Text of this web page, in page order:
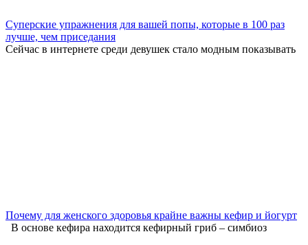
Суперские упражнения для вашей попы, которые в 100 раз
лучше, чем приседания
Сейчас в интернете среди девушек стало модным показывать
Почему для женского здоровья крайне важны кефир и йогурт
В основе кефира находится кефирный гриб – симбиоз